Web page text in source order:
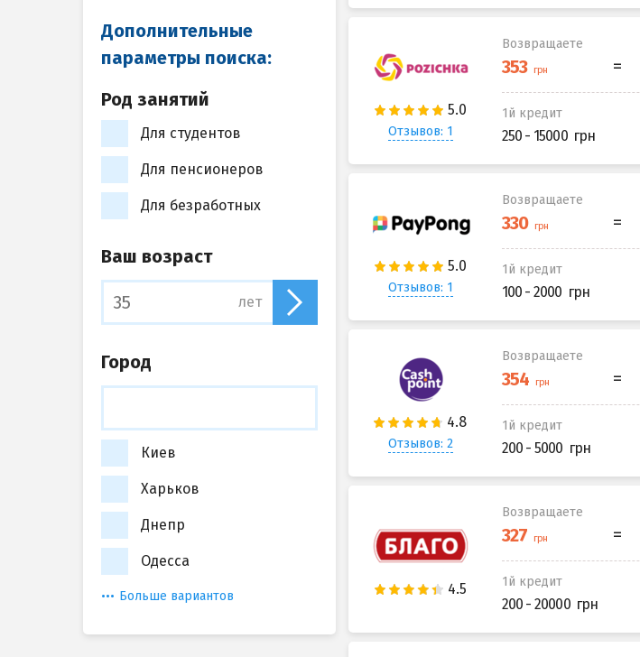
Отзывов: 1
Возвращаете
1й кредит
250 - 15000
Отзывов: 1
Возвращаете
1й кредит
100 - 2000
Отзывов: 2
Возвращаете
1й кредит
200 - 5000
Возвращаете
1й кредит
200 - 20000
Дополнительные
параметры поиска:
Род занятий
Для студентов
Для пенсионеров
Для безработных
Ваш возраст
лет
Город
Киев
Харьков
Днепр
Одесса
Больше вариантов